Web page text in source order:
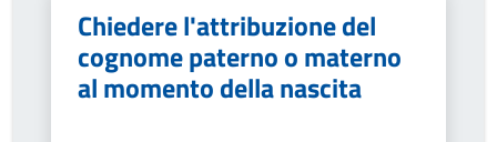
Chiedere l'attribuzione del
cognome paterno o materno
al momento della nascita